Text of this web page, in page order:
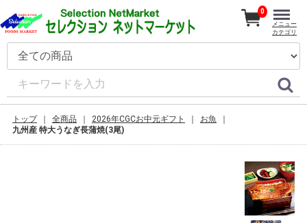
0
メニュー
カテゴリ
トップ 全商品 2026年CGCお中元ギフト
お魚
九州産 特大うなぎ長蒲焼(3尾)